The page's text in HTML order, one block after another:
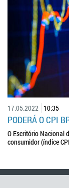
17.05.2022 10:35
PODERÁ O CPI
O Escritório Nacional
consumidor (índice